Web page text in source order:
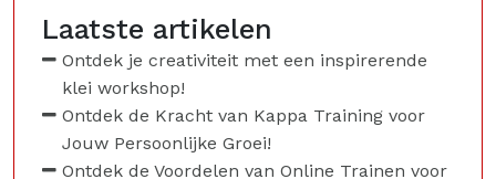
Laatste artikelen
Ontdek je creativiteit met een inspirerende
klei workshop!
Ontdek de Kracht van Kappa Training voor
Jouw Persoonlijke Groei!
Ontdek de Voordelen van Online Trainen voor